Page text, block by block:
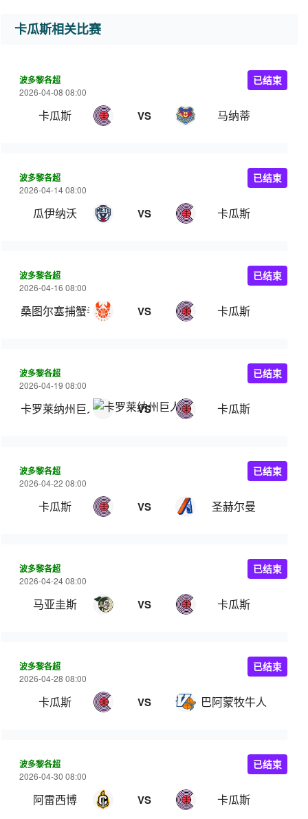
卡瓜斯相关比赛
波多黎各超
2026-04-08 08:00
卡瓜斯 VS 马纳蒂
已结束
波多黎各超
2026-04-14 08:00
瓜伊纳沃 VS 卡瓜斯
已结束
波多黎各超
2026-04-16 08:00
桑图尔塞捕蟹者 VS 卡瓜斯
已结束
波多黎各超
2026-04-19 08:00
卡罗莱纳州巨人 VS 卡瓜斯
已结束
波多黎各超
2026-04-22 08:00
卡瓜斯 VS 圣赫尔曼
已结束
波多黎各超
2026-04-24 08:00
马亚圭斯 VS 卡瓜斯
已结束
波多黎各超
2026-04-28 08:00
卡瓜斯 VS 巴阿蒙牧牛人
已结束
波多黎各超
2026-04-30 08:00
阿雷西博 VS 卡瓜斯
已结束